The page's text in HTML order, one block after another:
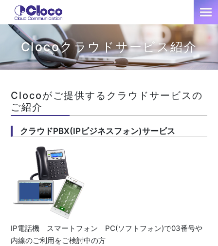
Clocoクラウドサービス紹介
Clocoがご提供するクラウドサービスの
ご紹介
クラウドPBX(IPビジネスフォン)サービス
IP電話機 スマートフォン PC(ソフトフォン)で03番号や
内線のご利用をご検討中の方